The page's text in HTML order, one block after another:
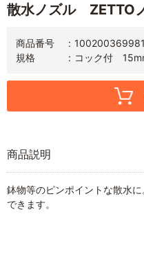
散水ノズル ZETTO
商品番号
規格
コック付
商品説明
鉢物等のピンポイントな散水
できます。